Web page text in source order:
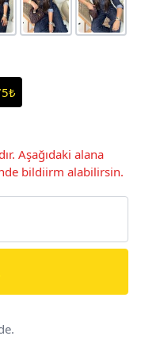
Aşağıdaki alana
bildiirm alabilirsin.